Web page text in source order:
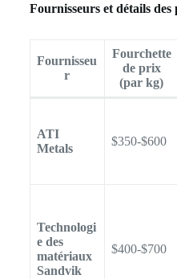
Fournisseurs et détails des
Fournisseu
r
Fourchette
de prix
(par kg)
ATI
Metals
$350-$600
Technologi
e des
matériaux
Sandvik
$400-$700